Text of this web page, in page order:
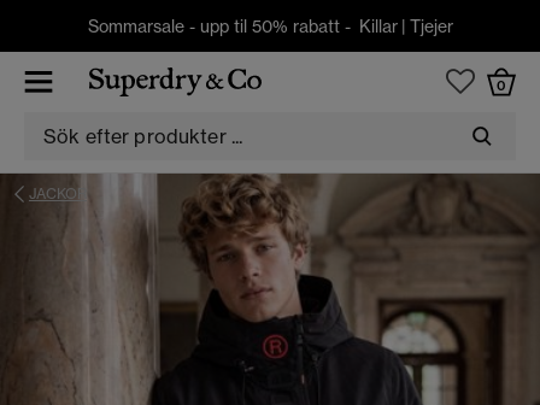
Sommarsale - upp til 50% rabatt - Killar| Tjejer
0
JACKOR